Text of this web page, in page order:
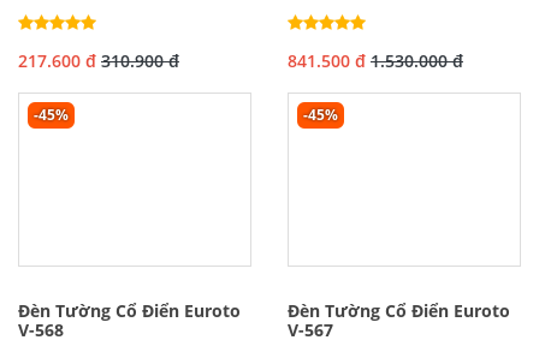
217.600 đ 310.900 đ 841.500 đ 1.530.000 đ
-45%
Đèn Tường Cổ Điển Euroto
V-568
-45%
Đèn Tường Cổ Điển Euroto
V-567